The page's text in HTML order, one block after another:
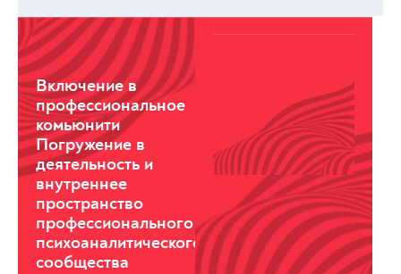
Включение в
профессиональное
комьюнити
Погружение в
деятельность и
внутреннее
пространство
профессионального
психоаналитического
сообщества